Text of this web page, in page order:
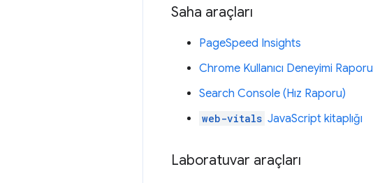
Saha araçları
PageSpeed Insights
Chrome Kullanıcı Deneyimi Raporu
Search Console (Hız Raporu)
web-vitals JavaScript kitaplığı
Laboratuvar araçları